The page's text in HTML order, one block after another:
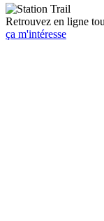
Retrouvez en ligne
ça m'intéresse